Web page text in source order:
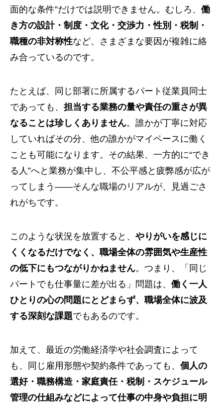
面的な条件”だけでは説明できません。むしろ、 働
き方の設計・制度・文化・交渉力・性別・税制・
職種の非対称性など、さまざまな要因が複雑に絡
み合っているのです。
たとえば、同じ部署に所属するパート従業員同士
であっても、 担当する業務の量や責任の重さが異
なることは珍しくありません。誰かが丁寧に対応
していればその分、他の誰かがマイペースに働く
ことも可能になります。その結果、一方的に“でき
る人”へと業務が集中し、不公平感と疲弊感が広が
ってしまう――そんな職場のリアルが、見過ごさ
れがちです。
このような状況を放置すると、 やりがいを感じに
くくなるだけでなく、職場全体の雰囲気や生産性
の低下にもつながりかねません。つまり、「同じ
パートでも仕事量に差が出る」問題は、 働く一人
ひとりの心の問題にとどまらず、職場全体に波及
する深刻な課題でもあるのです。
加えて、最近の労働経済学や社会調査によって
も、同じ雇用形態や契約条件であっても、 個人の
選好・職務構造・家庭責任・税制・スケジュール
管理の仕組みなどによって仕事の中身や負担に明